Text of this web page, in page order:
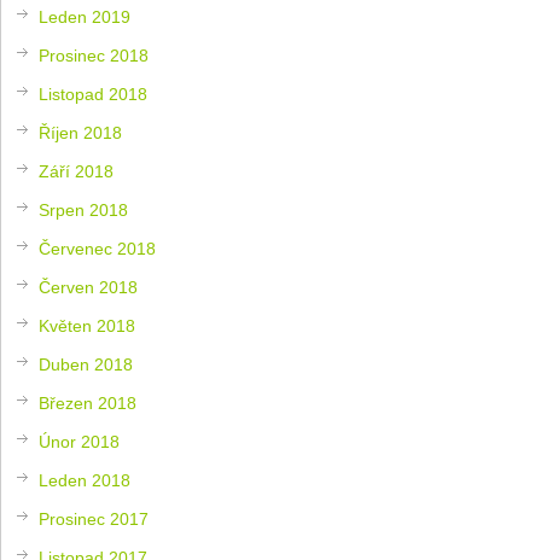
Leden 2019
Prosinec 2018
Listopad 2018
Říjen 2018
Září 2018
Srpen 2018
Červenec 2018
Červen 2018
Květen 2018
Duben 2018
Březen 2018
Únor 2018
Leden 2018
Prosinec 2017